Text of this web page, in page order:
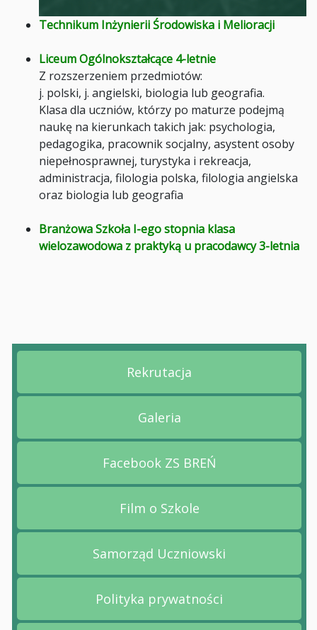
Technikum Inżynierii Środowiska i Melioracji
Liceum Ogólnokształcące 4-letnie
Z rozszerzeniem przedmiotów:
j. polski, j. angielski, biologia lub geografia.
Klasa dla uczniów, którzy po maturze podejmą
naukę na kierunkach takich jak: psychologia,
pedagogika, pracownik socjalny, asystent osoby
niepełnosprawnej, turystyka i rekreacja,
administracja, filologia polska, filologia angielska
oraz biologia lub geografia
Branżowa Szkoła I-ego stopnia klasa
wielozawodowa z praktyką u pracodawcy 3-letnia
Przejdź na stronę
Rekrutacja
Przejdź na stronę Galeria
Galeria
Przejdź na stronę
Facebook ZS BREŃ
Przejdź na stronę Film o
Film o Szkole
Przejdź na stronę
Samorząd Uczniowski
Przejdź na stronę
Polityka prywatności